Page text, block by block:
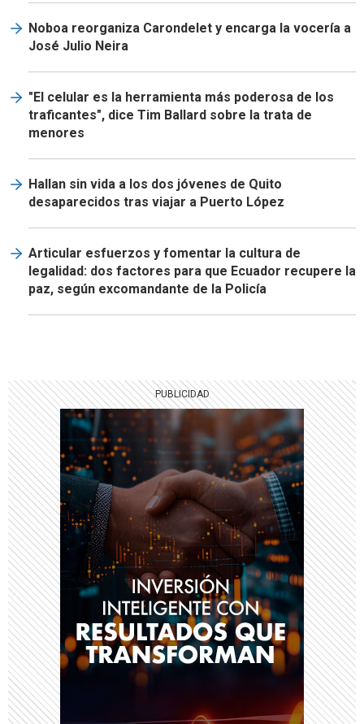
Noboa reorganiza Carondelet y encarga la vocería a
José Julio Neira
"El celular es la herramienta más poderosa de los
traficantes", dice Tim Ballard sobre la trata de
menores
Hallan sin vida a los dos jóvenes de Quito
desaparecidos tras viajar a Puerto López
Articular esfuerzos y fomentar la cultura de
legalidad: dos factores para que Ecuador recupere la
paz, según excomandante de la Policía